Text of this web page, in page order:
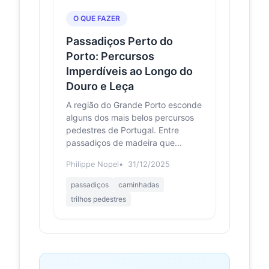
Before You Go
(w/ Reviews)
Known for its bustling atmosphere,
the bridge is easily accessible and
connects Porto with Vila Nova de
Gaia. Visitors s...
Visit Vila Nova de
Gaia: 2026 Travel
Guide for Vila Nova
de Gaia, Porto |
Travel guide resource for your visit
to Vila Nova de Gaia. Discover the
best of Vila Nova de Gaia so you can
plan your t...
Puente de
Oporto -
turismoenportugal.org
O QUE FAZER
Passadiços Perto do
Porto: Percursos
Imperdíveis ao Longo do
Douro e Leça
A região do Grande Porto esconde
alguns dos mais belos percursos
pedestres de Portugal. Entre
passadiços de madeira que...
Philippe Nopel 31/12/2025
passadiços
caminhadas
trilhos pedestres